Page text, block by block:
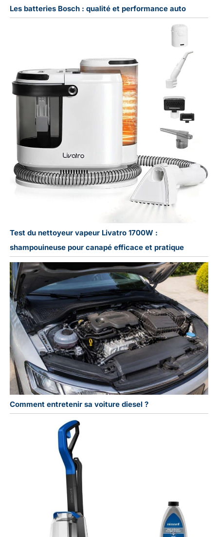
sauvegarde d'un an et
des mises à jour
logicielles gratuites de 2
Les batteries Bosch : qualité et performance auto
Test du nettoyeur vapeur Livatro 1700W :
shampouineuse pour canapé efficace et pratique
Comment entretenir sa voiture diesel ?